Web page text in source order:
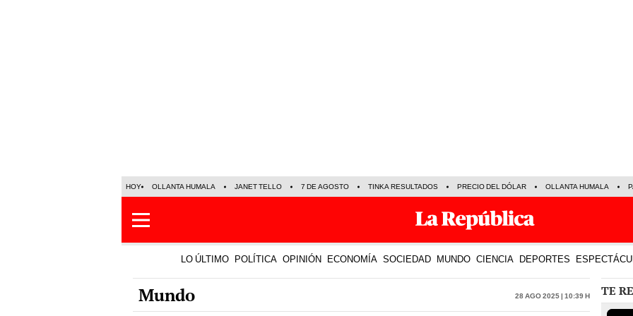
HOY OLLANTA HUMALA JANET TELLO 7 DE AGOSTO TINKA RESULTADOS PRECIO DEL DÓLAR OLLANTA HUMALA
LO ÚLTIMO POLÍTICA OPINIÓN ECONOMÍA SOCIEDAD MUNDO CIENCIA DEPORTES
Mundo 28 Ago 2025 | 10:39 h TE